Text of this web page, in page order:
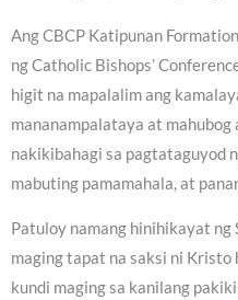
Ang CBCP Katipunan
ng Catholic Bishops’
higit na mapalalim ang
mananampalataya at
nakikibahagi sa pagtataguyod
mabuting pamamahala, at
Patuloy namang hinihikayat ng
maging tapat na saksi ni Kristo
kundi maging sa kanilang